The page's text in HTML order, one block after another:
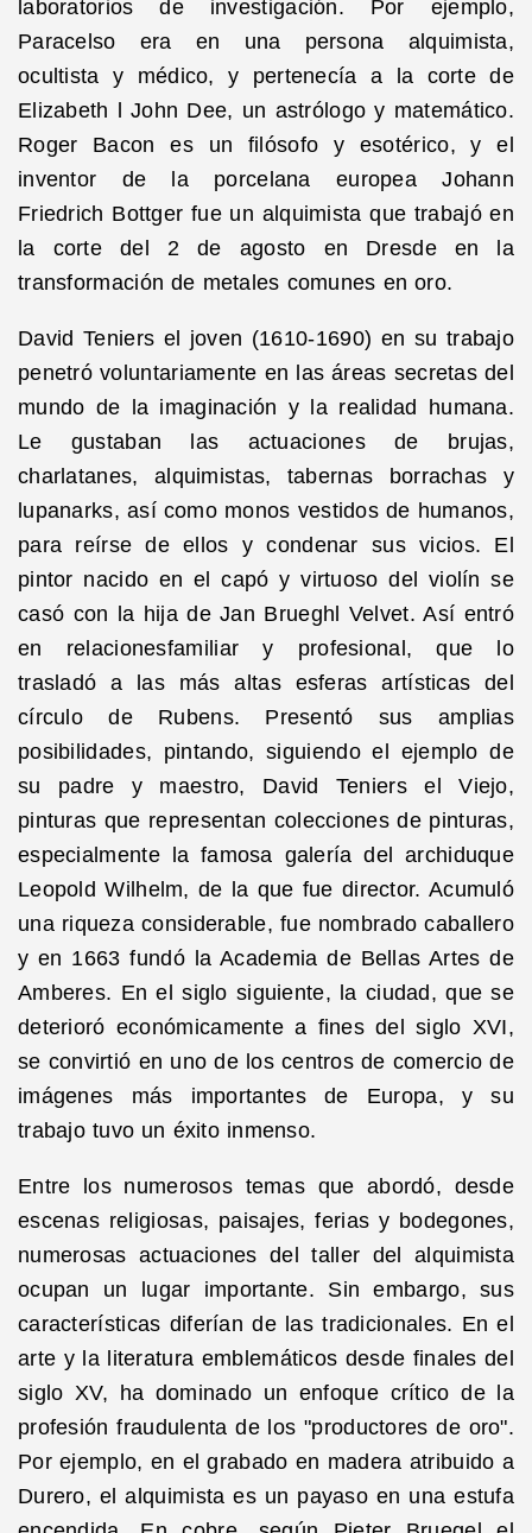
laboratorios de investigación. Por ejemplo,
Paracelso era en una persona alquimista,
ocultista y médico, y pertenecía a la corte de
Elizabeth l John Dee, un astrólogo y matemático.
Roger Bacon es un filósofo y esotérico, y el
inventor de la porcelana europea Johann
Friedrich Bottger fue un alquimista que trabajó en
la corte del 2 de agosto en Dresde en la
transformación de metales comunes en oro.
David Teniers el joven (1610-1690) en su trabajo
penetró voluntariamente en las áreas secretas del
mundo de la imaginación y la realidad humana.
Le gustaban las actuaciones de brujas,
charlatanes, alquimistas, tabernas borrachas y
lupanarks, así como monos vestidos de humanos,
para reírse de ellos y condenar sus vicios. El
pintor nacido en el capó y virtuoso del violín se
casó con la hija de Jan Brueghl Velvet. Así entró
en relacionesfamiliar y profesional, que lo
trasladó a las más altas esferas artísticas del
círculo de Rubens. Presentó sus amplias
posibilidades, pintando, siguiendo el ejemplo de
su padre y maestro, David Teniers el Viejo,
pinturas que representan colecciones de pinturas,
especialmente la famosa galería del archiduque
Leopold Wilhelm, de la que fue director. Acumuló
una riqueza considerable, fue nombrado caballero
y en 1663 fundó la Academia de Bellas Artes de
Amberes. En el siglo siguiente, la ciudad, que se
deterioró económicamente a fines del siglo XVI,
se convirtió en uno de los centros de comercio de
imágenes más importantes de Europa, y su
trabajo tuvo un éxito inmenso.
Entre los numerosos temas que abordó, desde
escenas religiosas, paisajes, ferias y bodegones,
numerosas actuaciones del taller del alquimista
ocupan un lugar importante. Sin embargo, sus
características diferían de las tradicionales. En el
arte y la literatura emblemáticos desde finales del
siglo XV, ha dominado un enfoque crítico de la
profesión fraudulenta de los "productores de oro".
Por ejemplo, en el grabado en madera atribuido a
Durero, el alquimista es un payaso en una estufa